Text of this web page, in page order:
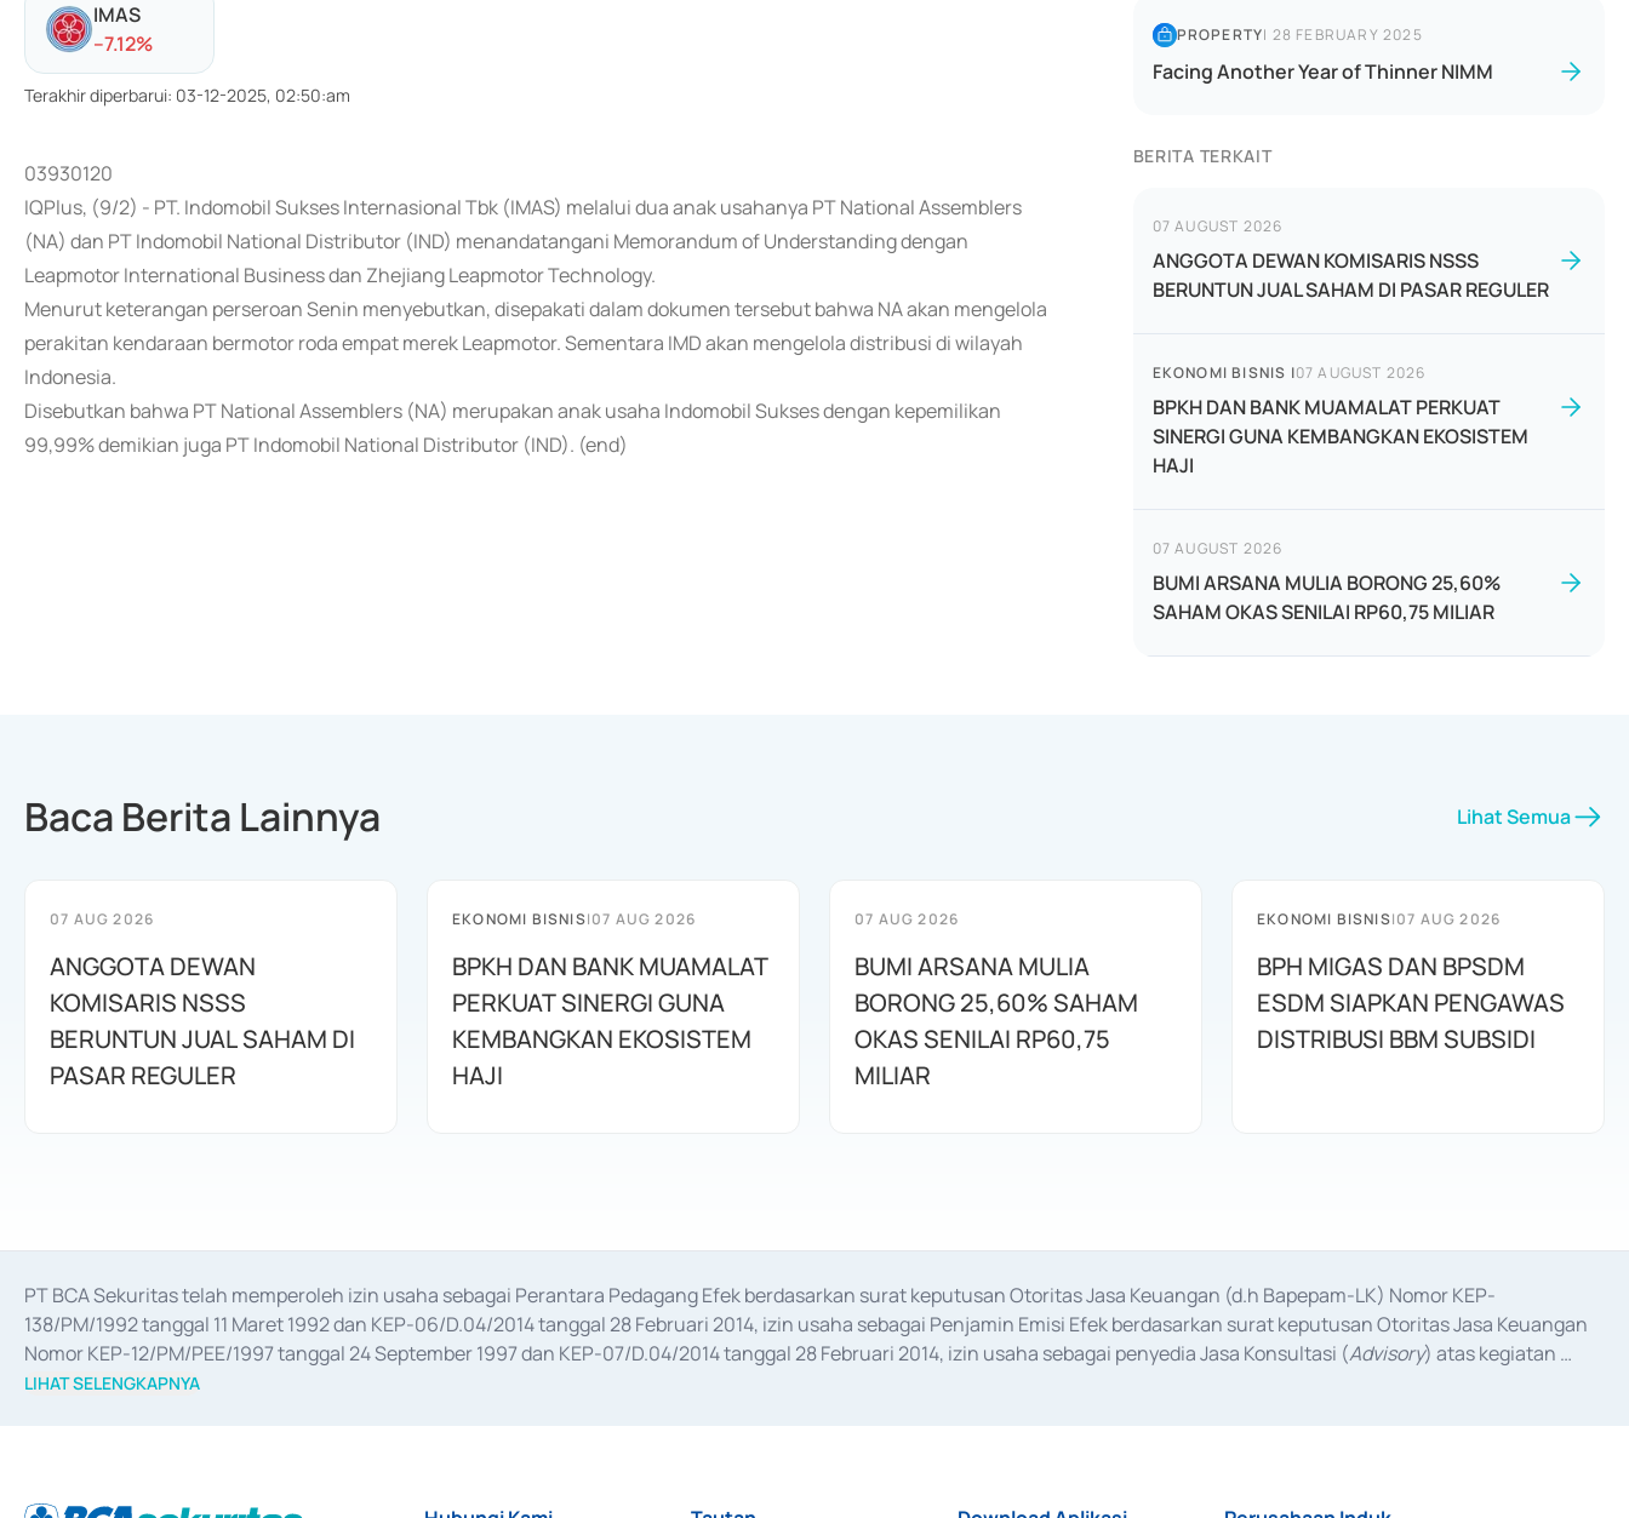
IMAS
--7.12%
Terakhir diperbarui: 03-12-2025, 02:50:am
03930120
IQPlus, (9/2) - PT. Indomobil Sukses Internasional Tbk (IMAS) melalui dua anak usahanya PT National Assemblers
(NA) dan PT Indomobil National Distributor (IND) menandatangani Memorandum of Understanding dengan
Leapmotor International Business dan Zhejiang Leapmotor Technology.
Menurut keterangan perseroan Senin menyebutkan, disepakati dalam dokumen tersebut bahwa NA akan mengelola
perakitan kendaraan bermotor roda empat merek Leapmotor. Sementara IMD akan mengelola distribusi di wilayah
Indonesia.
Disebutkan bahwa PT National Assemblers (NA) merupakan anak usaha Indomobil Sukses dengan kepemilikan
99,99% demikian juga PT Indomobil National Distributor (IND). (end)
PROPERTY| 28 FEBRUARY 2025
Facing Another Year of Thinner NIMM
BERITA TERKAIT
07 AUGUST 2026
ANGGOTA DEWAN KOMISARIS NSSS
BERUNTUN JUAL SAHAM DI PASAR REGULER
EKONOMI BISNIS |07 AUGUST 2026
BPKH DAN BANK MUAMALAT PERKUAT
SINERGI GUNA KEMBANGKAN EKOSISTEM
HAJI
07 AUGUST 2026
BUMI ARSANA MULIA BORONG 25,60%
SAHAM OKAS SENILAI RP60,75 MILIAR
Baca Berita Lainnya Lihat Semua
07 AUG 2026
ANGGOTA DEWAN
KOMISARIS NSSS
BERUNTUN JUAL SAHAM DI
PASAR REGULER
EKONOMI BISNIS|07 AUG 2026
BPKH DAN BANK MUAMALAT
PERKUAT SINERGI GUNA
KEMBANGKAN EKOSISTEM
HAJI
07 AUG 2026
BUMI ARSANA MULIA
BORONG 25,60% SAHAM
OKAS SENILAI RP60,75
MILIAR
EKONOMI BISNIS|07 AUG 2026
BPH MIGAS DAN BPSDM
ESDM SIAPKAN PENGAWAS
DISTRIBUSI BBM SUBSIDI
PT BCA Sekuritas telah memperoleh izin usaha sebagai Perantara Pedagang Efek berdasarkan surat keputusan Otoritas Jasa Keuangan (d.h Bapepam-LK) Nomor KEP-
138/PM/1992 tanggal 11 Maret 1992 dan KEP-06/D.04/2014 tanggal 28 Februari 2014, izin usaha sebagai Penjamin Emisi Efek berdasarkan surat keputusan Otoritas Jasa Keuangan
Nomor KEP-12/PM/PEE/1997 tanggal 24 September 1997 dan KEP-07/D.04/2014 tanggal 28 Februari 2014, izin usaha sebagai penyedia Jasa Konsultasi (Advisory) atas kegiatan
merger, akuisisi, divestasi, dan
LIHAT SELENGKAPNYA